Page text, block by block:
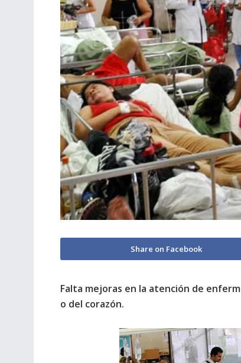
Share on Facebook
Falta mejoras en la atención de
o del corazón.